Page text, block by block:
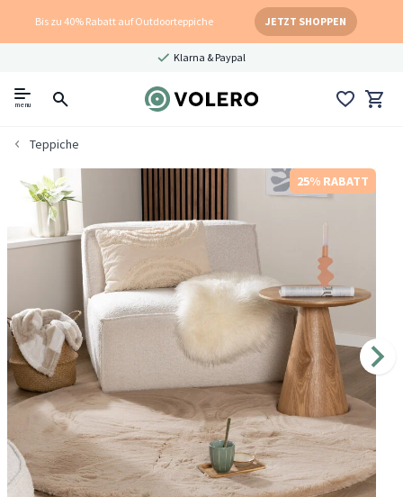
Bis zu 40% Rabatt auf Outdoorteppiche JETZT SHOPPEN
Klarna & Paypal
menu
Teppiche
25% RABATT